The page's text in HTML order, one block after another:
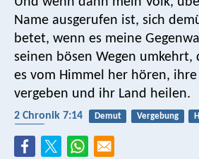
Name ausgerufen ist, sich
betet, wenn es meine
seinen bösen Wegen umkehrt,
es vom Himmel her hören, ihre
vergeben und ihr Land heilen.
2 Chronik 7:14 Demut Vergebung